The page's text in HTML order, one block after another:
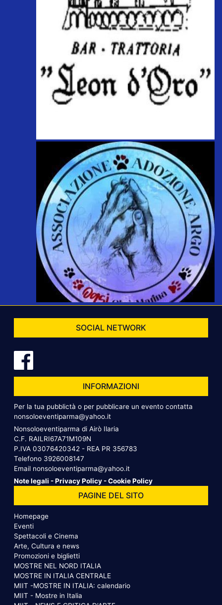
SOCIAL NETWORK
INFORMAZIONI
Per la tua pubblictà o per pubblicare un evento contatta
nonsoloeventiparma@yahoo.it
Nonsoloeventiparma di Airò Ilaria
C.F. RAILRI67A71M109N
P.IVA 03076420342 - REA PR 356783
Telefono 3926008147
Email nonsoloeventiparma@yahoo.it
Note legali -Privacy Policy -Cookie Policy
PAGINE DEL SITO
Homepage
Eventi
Spettacoli e Cinema
Arte, Cultura e news
Promozioni e biglietti
MOSTRE NEL NORD ITALIA
MOSTRE IN ITALIA CENTRALE
MIIT -MOSTRE IN ITALIA: calendario
MIIT - Mostre in Italia